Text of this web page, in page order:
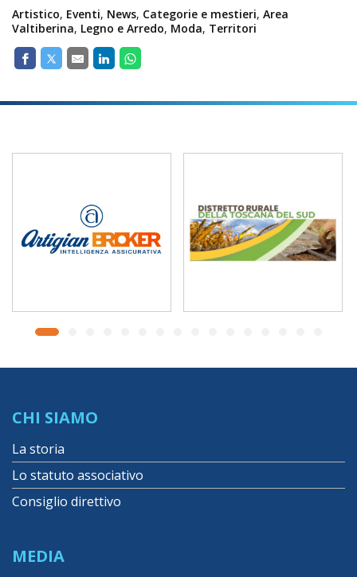
Artistico, Eventi, News, Categorie e mestieri, Area
Valtiberina, Legno e Arredo, Moda, Territori
CHI SIAMO
La storia
Lo statuto associativo
Consiglio direttivo
MEDIA